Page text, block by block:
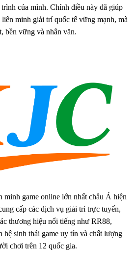
của mình. Chính điều này đã giúp
minh giải trí quốc tế vững mạnh, mà
bền vững và nhân văn.
minh game online lớn nhất châu Á hiện
cấp các dịch vụ giải trí trực tuyến,
thương hiệu nổi tiếng như RR88,
sinh thái game uy tín và chất lượng
chơi trên 12 quốc gia.